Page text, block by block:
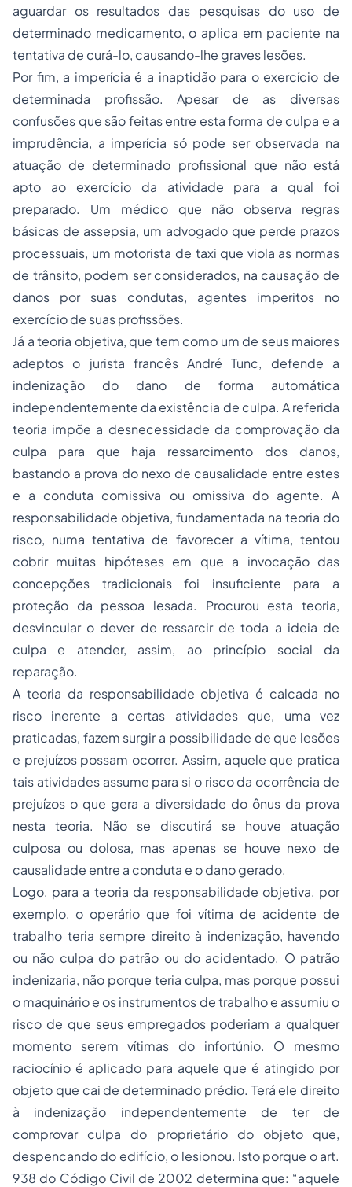
aguardar os resultados das pesquisas do uso de
determinado medicamento, o aplica em paciente na
tentativa de curá-lo, causando-lhe graves lesões.
Por fim, a imperícia é a inaptidão para o exercício de
determinada profissão. Apesar de as diversas
confusões que são feitas entre esta forma de culpa e a
imprudência, a imperícia só pode ser observada na
atuação de determinado profissional que não está
apto ao exercício da atividade para a qual foi
preparado. Um médico que não observa regras
básicas de assepsia, um advogado que perde prazos
processuais, um motorista de taxi que viola as normas
de trânsito, podem ser considerados, na causação de
danos por suas condutas, agentes imperitos no
exercício de suas profissões.
Já a teoria objetiva, que tem como um de seus maiores
adeptos o jurista francês André Tunc, defende a
indenização do dano de forma automática
independentemente da existência de culpa. A referida
teoria impõe a desnecessidade da comprovação da
culpa para que haja ressarcimento dos danos,
bastando a prova do nexo de causalidade entre estes
e a conduta comissiva ou omissiva do agente. A
responsabilidade objetiva, fundamentada na teoria do
risco, numa tentativa de favorecer a vítima, tentou
cobrir muitas hipóteses em que a invocação das
concepções tradicionais foi insuficiente para a
proteção da pessoa lesada. Procurou esta teoria,
desvincular o dever de ressarcir de toda a ideia de
culpa e atender, assim, ao princípio social da
reparação.
A teoria da responsabilidade objetiva é calcada no
risco inerente a certas atividades que, uma vez
praticadas, fazem surgir a possibilidade de que lesões
e prejuízos possam ocorrer. Assim, aquele que pratica
tais atividades assume para si o risco da ocorrência de
prejuízos o que gera a diversidade do ônus da prova
nesta teoria. Não se discutirá se houve atuação
culposa ou dolosa, mas apenas se houve nexo de
causalidade entre a conduta e o dano gerado.
Logo, para a teoria da responsabilidade objetiva, por
exemplo, o operário que foi vítima de acidente de
trabalho teria sempre direito à indenização, havendo
ou não culpa do patrão ou do acidentado. O patrão
indenizaria, não porque teria culpa, mas porque possui
o maquinário e os instrumentos de trabalho e assumiu o
risco de que seus empregados poderiam a qualquer
momento serem vítimas do infortúnio. O mesmo
raciocínio é aplicado para aquele que é atingido por
objeto que cai de determinado prédio. Terá ele direito
à indenização independentemente de ter de
comprovar culpa do proprietário do objeto que,
despencando do edifício, o lesionou. Isto porque o art.
938 do Código Civil de 2002 determina que: “aquele